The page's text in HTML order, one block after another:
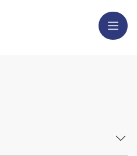
Meny